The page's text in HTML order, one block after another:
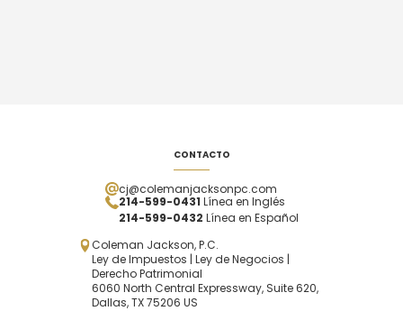
CONTACTO
cj@colemanjacksonpc.com
214-599-0431 Línea en Inglés
214-599-0432 Línea en Español
Coleman Jackson, P.C.
Ley de Impuestos | Ley de Negocios |
Derecho Patrimonial
6060 North Central Expressway, Suite 620,
Dallas, TX 75206 US